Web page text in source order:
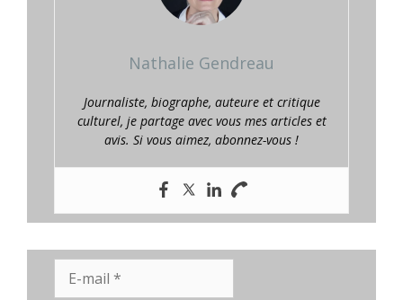
Nathalie Gendreau
Journaliste, biographe, auteure et critique
culturel, je partage avec vous mes articles et
avis. Si vous aimez, abonnez-vous !
mail